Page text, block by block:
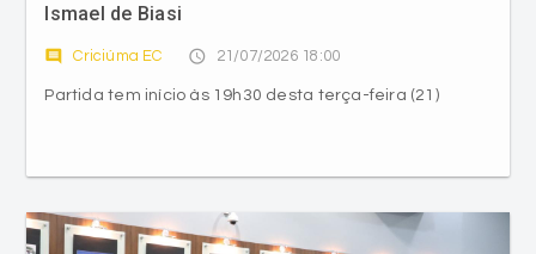
Ismael de Biasi
comment Criciúma EC access_time 21/07/2026 18:00
Partida tem início às 19h30 desta terça-feira (21)